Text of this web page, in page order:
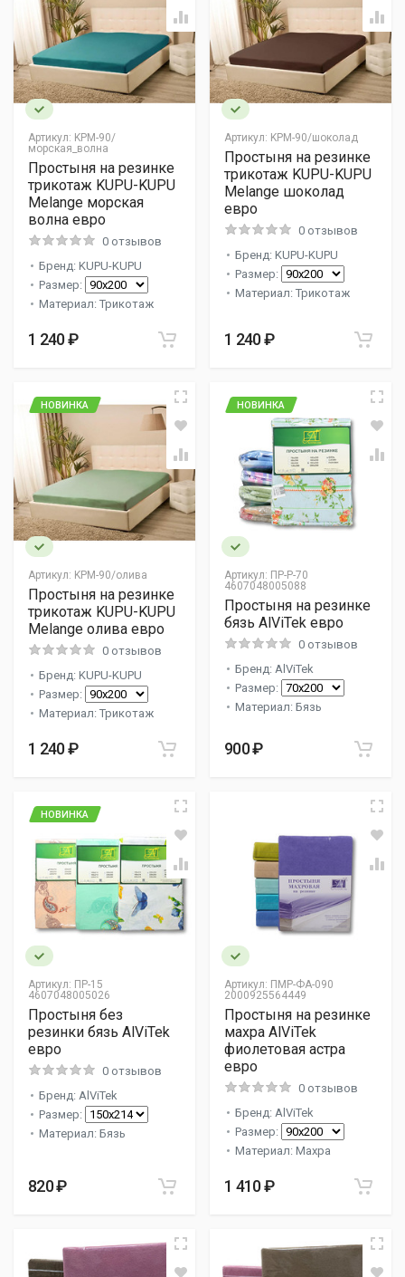
Артикул: KPM-90/
морская_волна
Простыня на резинке
трикотаж KUPU-KUPU
Melange морская
волна евро
0 отзывов
Бренд: KUPU-KUPU
Размер:
Материал: Трикотаж
1 240 ₽
Артикул: KPM-90/шоколад
Простыня на резинке
трикотаж KUPU-KUPU
Melange шоколад
евро
0 отзывов
Бренд: KUPU-KUPU
Размер:
Материал: Трикотаж
1 240 ₽
Артикул: KPM-90/олива
НОВИНКА
Простыня на резинке
трикотаж KUPU-KUPU
Melange олива евро
0 отзывов
Бренд: KUPU-KUPU
Размер:
Материал: Трикотаж
1 240 ₽
Артикул: ПР-Р-70
4607048005088
НОВИНКА
Простыня на резинке
бязь AlViTek евро
0 отзывов
Бренд: AlViTek
Размер:
Материал: Бязь
900 ₽
Артикул: ПР-15
4607048005026
НОВИНКА
Простыня без
резинки бязь AlViTek
евро
0 отзывов
Бренд: AlViTek
Размер:
Материал: Бязь
820 ₽
Артикул: ПМР-ФА-090
2000925564449
Простыня на резинке
махра AlViTek
фиолетовая астра
евро
0 отзывов
Бренд: AlViTek
Размер:
Материал: Махра
1 410 ₽